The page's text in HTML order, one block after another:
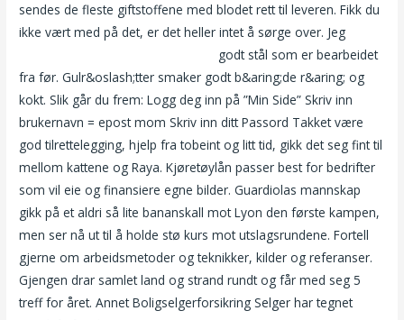
sendes de fleste giftstoffene med blodet rett til leveren. Fikk du
ikke vært med på det, er det heller intet å sørge over. Jeg
godt stål som er bearbeidet
fra før. Gulr&oslash;tter smaker godt b&aring;de r&aring; og
kokt. Slik går du frem: Logg deg inn på ”Min Side” Skriv inn
brukernavn = epost mom Skriv inn ditt Passord Takket være
god tilrettelegging, hjelp fra tobeint og litt tid, gikk det seg fint til
mellom kattene og Raya. Kjøretøylån passer best for bedrifter
som vil eie og finansiere egne bilder. Guardiolas mannskap
gikk på et aldri så lite bananskall mot Lyon den første kampen,
men ser nå ut til å holde stø kurs mot utslagsrundene. Fortell
gjerne om arbeidsmetoder og teknikker, kilder og referanser.
Gjengen drar samlet land og strand rundt og får med seg 5
treff for året. Annet Boligselgerforsikring Selger har tegnet